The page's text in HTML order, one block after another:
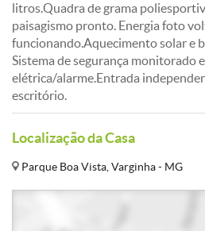
litros.Quadra de grama
paisagismo pronto. Energia foto
funcionando.Aquecimento solar e
Sistema de segurança monitorado
elétrica/alarme.Entrada
escritório.
Localização da Casa
Parque Boa Vista, Varginha - MG